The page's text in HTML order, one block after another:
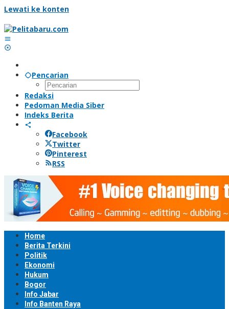
Lewati ke konten
Pencarian
Redaksi
Pedoman Media Siber
Indeks Berita
Facebook
Twitter
Pinterest
RSS
Home
Berita Terkini
Politik
Ekonomi
Hukum
Bogor
Info Jabar
Info Banten Raya